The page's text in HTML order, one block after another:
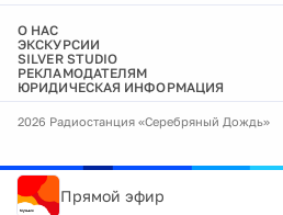
О НАС
ЭКСКУРСИИ
SILVER STUDIO
РЕКЛАМОДАТЕЛЯМ
ЮРИДИЧЕСКАЯ ИНФОРМАЦИЯ
2026 Радиостанция «Серебряный Дождь»
Прямой эфир